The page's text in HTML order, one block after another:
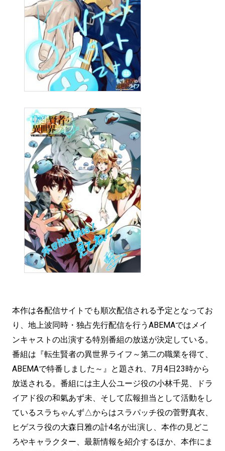
本作は各配信サイトでも順次配信される予定となってお
り、地上波同時・独占先行配信を行うABEMAではメイ
ンキャストの出演する特別番組の放送が決定している。
番組は『転生賢者の異世界ライフ～第二の職業を得て、
ABEMAで特番しました～』と題され、7月4日23時から
放送される。番組には主人公ユージ役の小林千晃、ドラ
イアド役の和氣あず未、そして広報担当として活動をし
ているスラちゃんず△からはスラパッチ役の菅野真衣、
ヒゲスラ役の大森日雅の計4名が出演し、本作の見どこ
ろやキャラクター、最新情報を紹介するほか、本作にま